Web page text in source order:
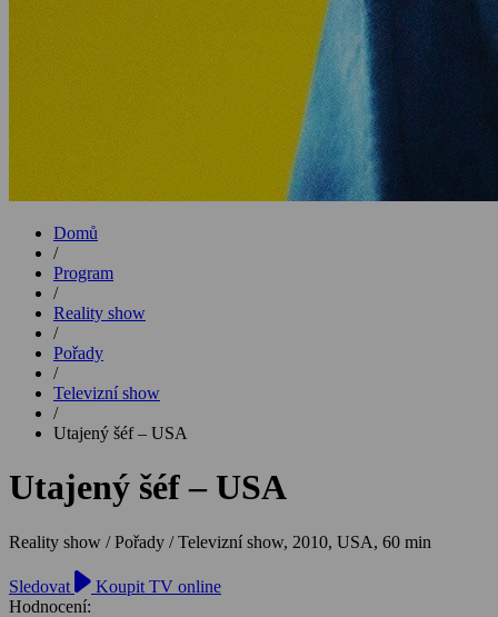
Domů
/
Program
/
Reality show
/
Pořady
/
Televizní show
/
Utajený šéf – USA
Utajený šéf – USA
Reality show / Pořady / Televizní show, 2010, USA, 60 min
Sledovat
Koupit TV online
Hodnocení: